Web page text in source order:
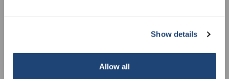
Show details
Allow all
Your discount applies to orders above €50,00